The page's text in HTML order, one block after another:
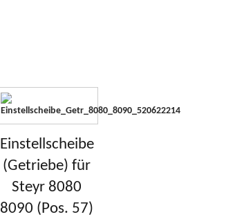
Einstellscheibe
(Getriebe) für
Steyr 8080
8090 (Pos. 57)